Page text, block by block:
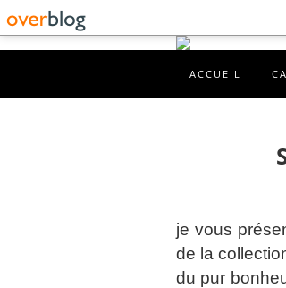
ACCUEIL
je vous
de la
du pur